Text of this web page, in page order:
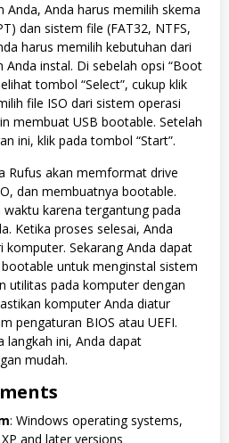
Anda, Anda harus memilih skema
dan sistem file (FAT32, NTFS,
harus memilih kebutuhan dari
instal. Di sebelah opsi “Boot
tombol “Select”, cukup klik
file ISO dari sistem operasi
membuat USB bootable. Setelah
ini, klik pada tombol “Start”.
Rufus akan memformat drive
dan membuatnya bootable.
karena tergantung pada
Ketika proses selesai, Anda
komputer. Sekarang Anda dapat
untuk menginstal sistem
utilitas pada komputer dengan
komputer Anda diatur
pengaturan BIOS atau UEFI.
langkah ini, Anda dapat
mudah.
: Windows operating systems,
and later versions